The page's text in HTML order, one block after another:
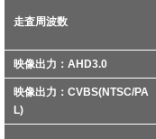
走査周波数
映像出力：AHD3.0
映像出力：CVBS(NTSC/PA
L)